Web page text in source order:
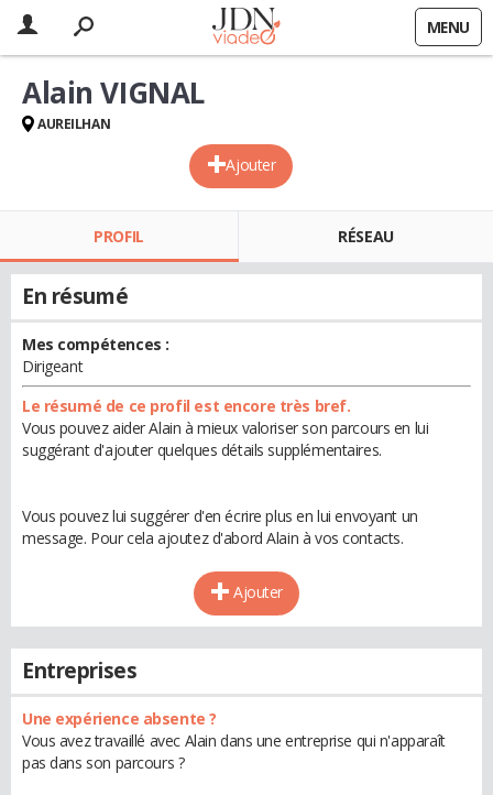
MENU
Ajouter
Alain VIGNAL
AUREILHAN
PROFIL RÉSEAU
En résumé
Mes compétences :
Dirigeant
Le résumé de ce profil est encore très bref.
Vous pouvez aider Alain à mieux valoriser son parcours en lui
suggérant d'ajouter quelques détails supplémentaires.
Vous pouvez lui suggérer d'en écrire plus en lui envoyant un
message. Pour cela ajoutez d'abord Alain à vos contacts.
Ajouter
Entreprises
Une expérience absente ?
Vous avez travaillé avec Alain dans une entreprise qui n'apparaît
pas dans son parcours ?